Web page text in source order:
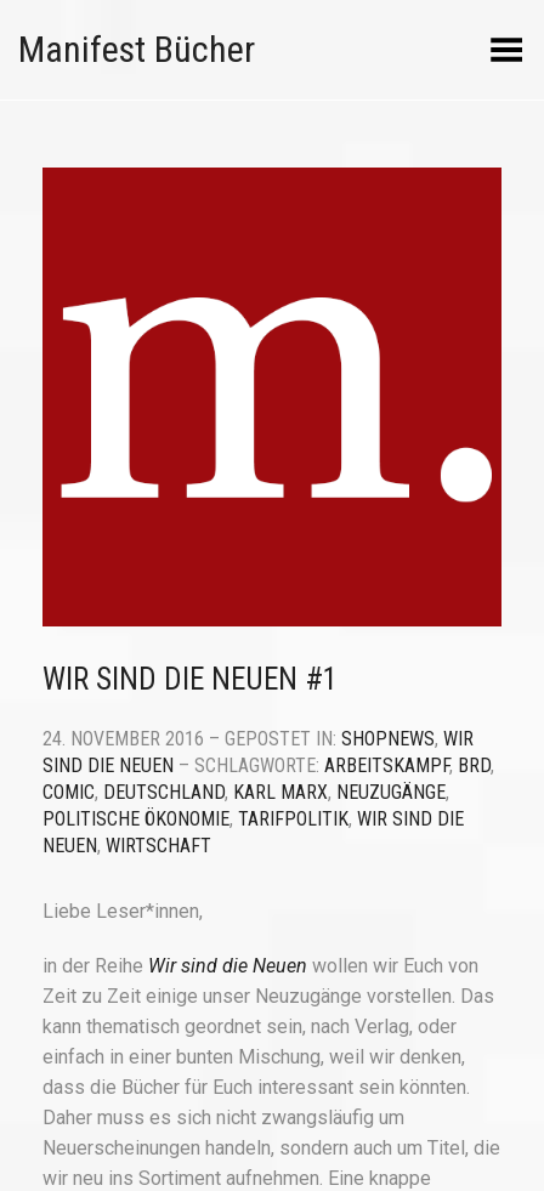
Manifest Bücher Menü umschalten
WIR SIND DIE NEUEN #1
24. NOVEMBER 2016 – GEPOSTET IN: SHOPNEWS, WIR
SIND DIE NEUEN – SCHLAGWORTE: ARBEITSKAMPF, BRD,
COMIC, DEUTSCHLAND, KARL MARX, NEUZUGÄNGE,
POLITISCHE ÖKONOMIE, TARIFPOLITIK, WIR SIND DIE
NEUEN, WIRTSCHAFT
Liebe Leser*innen,
in der Reihe Wir sind die Neuen wollen wir Euch von
Zeit zu Zeit einige unser Neuzugänge vorstellen. Das
kann thematisch geordnet sein, nach Verlag, oder
einfach in einer bunten Mischung, weil wir denken,
dass die Bücher für Euch interessant sein könnten.
Daher muss es sich nicht zwangsläufig um
Neuerscheinungen handeln, sondern auch um Titel, die
wir neu ins Sortiment aufnehmen. Eine knappe